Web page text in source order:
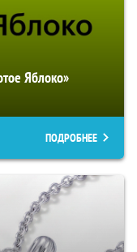
Яблоко»
ПОДРОБНЕЕ